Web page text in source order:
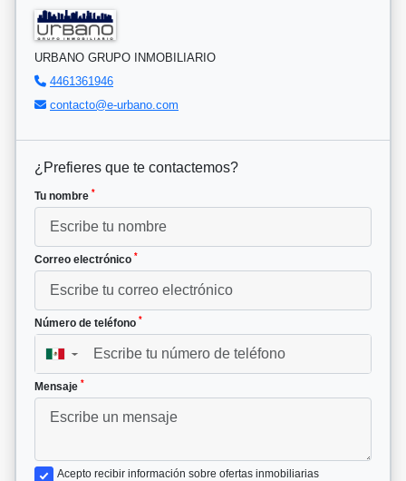
URBANO GRUPO INMOBILIARIO
4461361946
contacto@e-urbano.com
¿Prefieres que te contactemos?
Tu nombre *
Correo electrónico *
Número de teléfono *
▼
Mensaje *
Acepto recibir información sobre ofertas inmobiliarias